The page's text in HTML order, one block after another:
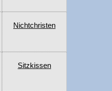
Nichtchristen
Sitzkissen